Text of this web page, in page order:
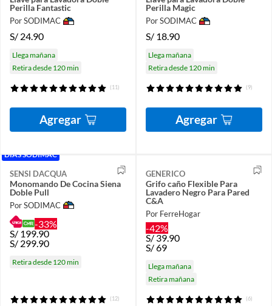
Perilla Fantastic
Por SODIMAC
S/ 24.90
Llega mañana
Retira desde 120 min
(11)
Agregar
Perilla Magic
Por SODIMAC
S/ 18.90
Llega mañana
Retira desde 120 min
(9)
Agregar
DÍAS SODIMAC
SENSI DACQUA
Monomando De Cocina Siena
Doble Pull
Por SODIMAC
-33%
S/ 199.90
S/ 299.90
Retira desde 120 min
(12)
GENERICO
Grifo caño Flexible Para
Lavadero Negro Para Pared
C&A
Por FerreHogar
-42%
S/39.90
S/69
Llega mañana
Retira mañana
(6)